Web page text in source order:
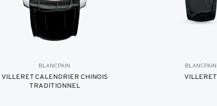
BLANCPAIN
VILLERET CALENDRIER CHINOIS
TRADITIONNEL
BLANCPAIN
VILLERET